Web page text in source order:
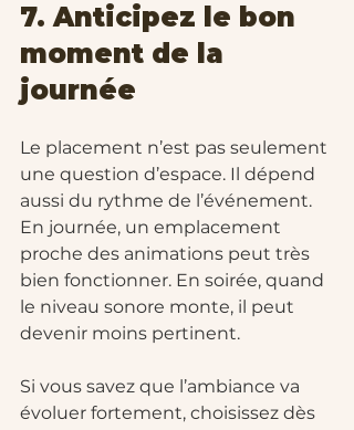
7. Anticipez le bon
moment de la
journée
Le placement n’est pas seulement
une question d’espace. Il dépend
aussi du rythme de l’événement.
En journée, un emplacement
proche des animations peut très
bien fonctionner. En soirée, quand
le niveau sonore monte, il peut
devenir moins pertinent.
Si vous savez que l’ambiance va
évoluer fortement, choisissez dès